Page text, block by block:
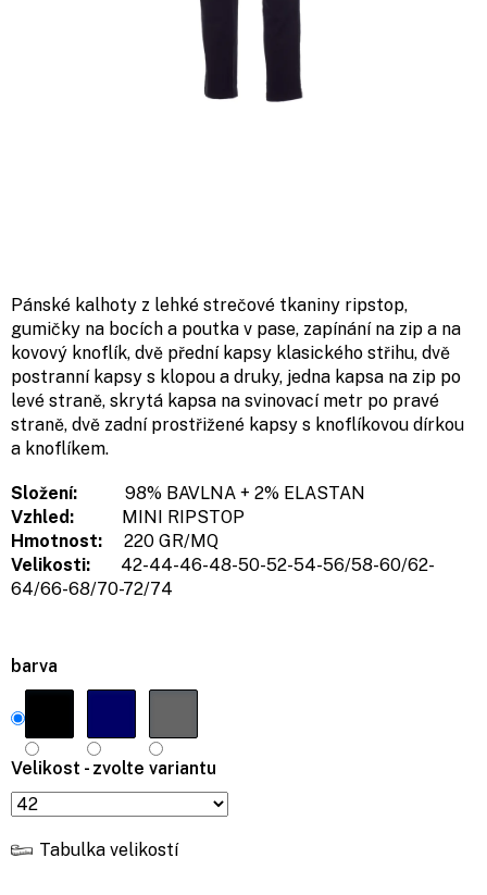
barva
Velikost - zvolte variantu
Tabulka velikostí
Pánské kalhoty z lehké strečové tkaniny ripstop,
gumičky na bocích a poutka v pase, zapínání na zip a na
kovový knoflík, dvě přední kapsy klasického střihu, dvě
postranní kapsy s klopou a druky, jedna kapsa na zip po
levé straně, skrytá kapsa na svinovací metr po pravé
straně, dvě zadní prostřižené kapsy s knoflíkovou dírkou
a knoflíkem.
Složení:
98% BAVLNA + 2% ELASTAN
Vzhled:
MINI RIPSTOP
Hmotnost:
220 GR/MQ
Velikosti:
42-44-46-48-50-52-54-56/58-60/62-
64/66-68/70-72/74